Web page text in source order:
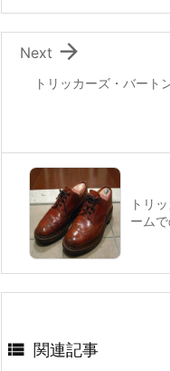
トリッカーズ・バート

Next
トリ
ームで
 関連記事